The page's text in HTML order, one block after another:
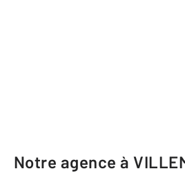
Notre agence à